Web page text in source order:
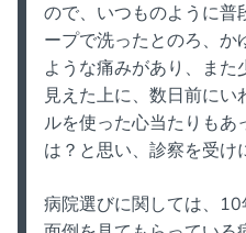
ので、いつものように普
ープで洗ったとのろ、か
ような痛みがあり、また
見えた上に、数日前に
ルを使った心当たりもあ
は？と思い、診察を受け
病院選びに関しては、